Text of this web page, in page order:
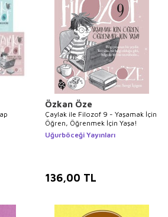
Özkan Öze
Çaylak ile Filozof 9 - Yaşamak İçin
Öğren, Öğrenmek İçin Yaşa!
Uğurböceği Yayınları
136,00 TL